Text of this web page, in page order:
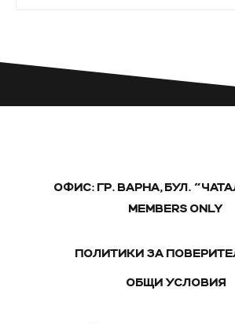
ОФИС: ГР. ВАРНА, БУЛ.
MEMBERS ONLY
ПОЛИТИКИ ЗА
ОБЩИ УСЛОВИЯ